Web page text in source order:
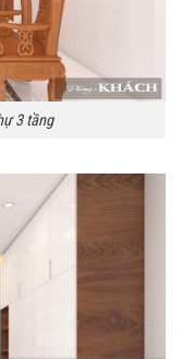
3 tầng